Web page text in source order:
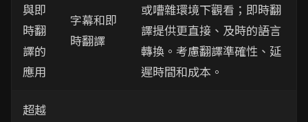
與即
時翻
譯的
應用
字幕和即
時翻譯
或嘈雜環境下觀看；即時翻
譯提供更直接、及時的語言
轉換。考慮翻譯準確性、延
遲時間和成本。
超越